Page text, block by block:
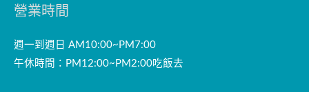
營業時間
週一到週日 AM10:00~PM7:00
午休時間：PM12:00~PM2:00吃飯去